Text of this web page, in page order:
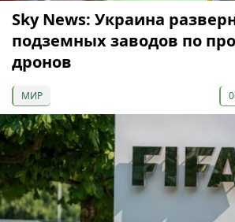
Sky News: Украина
подземных заводов по
дронов
МИР